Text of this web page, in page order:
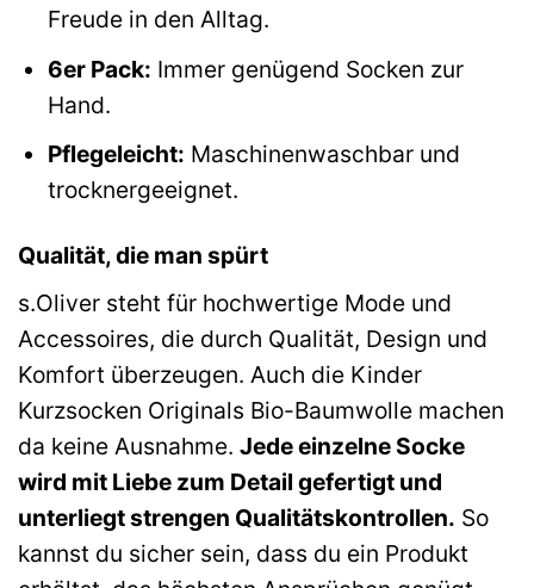
Freude in den Alltag.
6er Pack: Immer genügend Socken zur
Hand.
Pflegeleicht: Maschinenwaschbar und
trocknergeeignet.
Qualität, die man spürt
s.Oliver steht für hochwertige Mode und
Accessoires, die durch Qualität, Design und
Komfort überzeugen. Auch die Kinder
Kurzsocken Originals Bio-Baumwolle machen
da keine Ausnahme. Jede einzelne Socke
wird mit Liebe zum Detail gefertigt und
unterliegt strengen Qualitätskontrollen. So
kannst du sicher sein, dass du ein Produkt